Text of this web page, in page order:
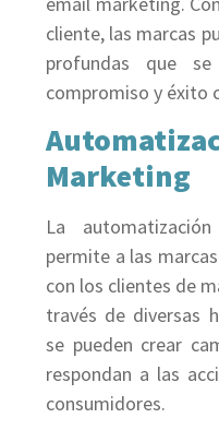
cliente, las marcas
profundas que
compromiso y éxito
Marketing
La
permite a las
con los clientes de
través de diversas
se pueden crear
respondan a las
consumidores.